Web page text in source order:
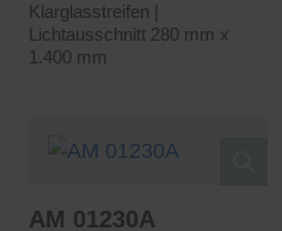
Klarglasstreifen |
Lichtausschnitt 280 mm x
1.400 mm
AM 01230A